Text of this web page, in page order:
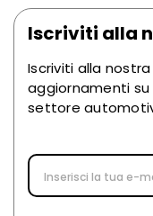
Iscriviti alla
Iscriviti alla
aggiornamenti
settore